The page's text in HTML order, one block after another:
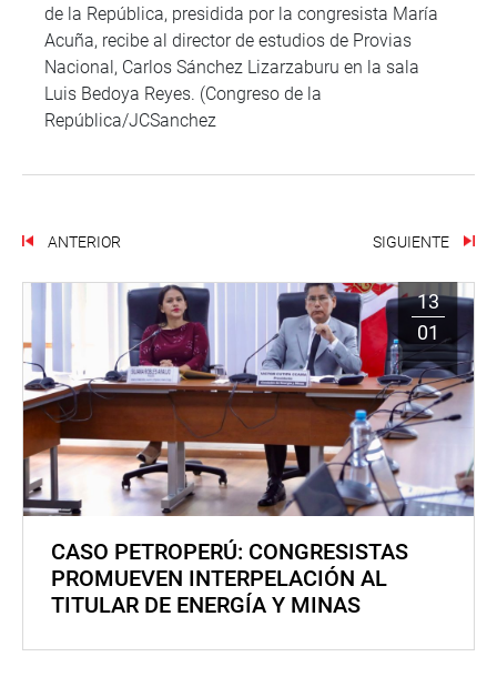
de la República, presidida por la congresista María
Acuña, recibe al director de estudios de Provias
Nacional, Carlos Sánchez Lizarzaburu en la sala
Luis Bedoya Reyes. (Congreso de la
República/JCSanchez
ANTERIOR SIGUIENTE
13
01
CASO PETROPERÚ: CONGRESISTAS
PROMUEVEN INTERPELACIÓN AL
TITULAR DE ENERGÍA Y MINAS